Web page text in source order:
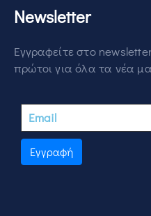
Newsletter
Εγγραφείτε στο
πρώτοι για όλα τα νέα
Εγγραφή